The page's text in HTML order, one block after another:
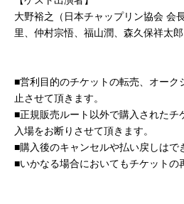
大野裕之（日本チャップリン協会 会
里、仲村宗悟、福山潤、森久保祥太
■営利目的のチケットの転売、オーク
止させて頂きます。
■正規販売ルート以外で購入されたチ
入場をお断りさせて頂きます。
■購入後のキャンセルや払い戻しはで
■いかなる場合においてもチケットの